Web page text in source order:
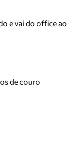
e vai do office ao
de couro